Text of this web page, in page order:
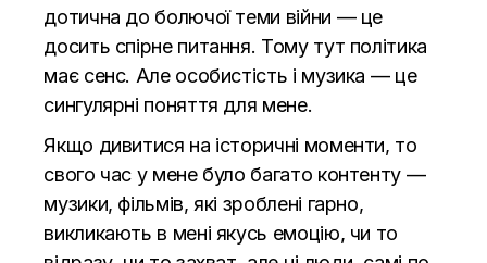
дотична до болючої теми війни — це
досить спірне питання. Тому тут політика
має сенс. Але особистість і музика — це
сингулярні поняття для мене.
Якщо дивитися на історичні моменти, то
свого час у мене було багато контенту —
музики, фільмів, які зроблені гарно,
викликають в мені якусь емоцію, чи то